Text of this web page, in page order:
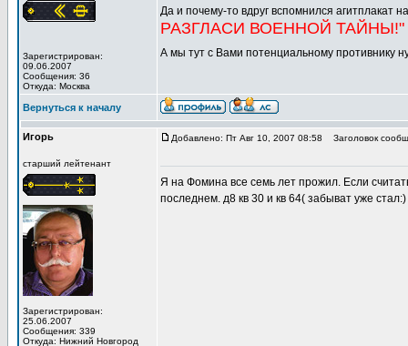
Зарегистрирован:
09.06.2007
Сообщения: 36
Откуда: Москва
Да и почему-то вдруг вспомнился агитплакат
РАЗГЛАСИ ВОЕННОЙ ТАЙНЫ!"
А мы тут с Вами потенциальному противнику
Вернуться к началу
Игорь
старший лейтенант
Зарегистрирован:
25.06.2007
Сообщения: 339
Откуда: Нижний Новгород
Добавлено: Пт Авг 10, 2007 08:58 Заголовок
Я на Фомина все семь лет прожил. Если
последнем. д8 кв 30 и кв 64( забыват уже стал:)